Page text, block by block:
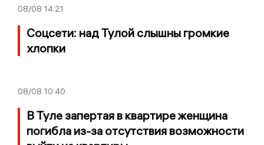
08/08 14:21
Соцсети: над Тулой слышны громкие
хлопки
08/08 10:40
В Туле запертая в квартире женщина
погибла из-за отсутствия возможности